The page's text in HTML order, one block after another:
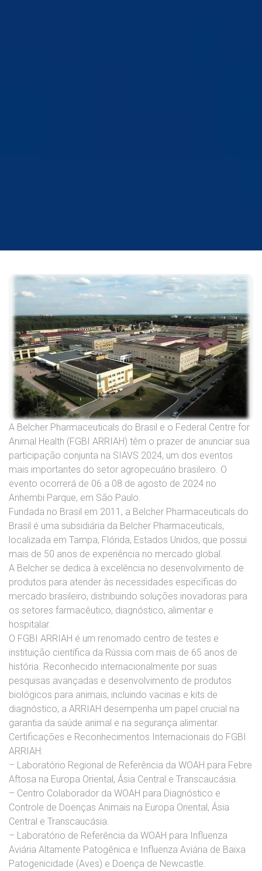
A Belcher Pharmaceuticals do Brasil e o Federal Centre for
Animal Health (FGBI ARRIAH) têm o prazer de anunciar sua
participação conjunta na SIAVS 2024, um dos eventos
mais importantes do setor agropecuário brasileiro. O
evento ocorrerá de 06 a 08 de agosto de 2024 no
Anhembi Parque, em São Paulo.
Fundada no Brasil em 2011, a Belcher Pharmaceuticals do
Brasil é uma subsidiária da Belcher Pharmaceuticals,
localizada em Tampa, Flórida, Estados Unidos, que possui
mais de 50 anos de experiência no mercado global.
A Belcher se dedica à excelência no desenvolvimento de
produtos para atender às necessidades específicas do
mercado brasileiro, distribuindo soluções inovadoras para
os setores farmacêutico, diagnóstico, alimentar e
hospitalar.
O FGBI ARRIAH é um renomado centro de testes e
instituição científica da Rússia com mais de 65 anos de
história. Reconhecido internacionalmente por suas
pesquisas avançadas e desenvolvimento de produtos
biológicos para animais, incluindo vacinas e kits de
diagnóstico, a ARRIAH desempenha um papel crucial na
garantia da saúde animal e na segurança alimentar.
Certificações e Reconhecimentos Internacionais do FGBI
ARRIAH:
– Laboratório Regional de Referência da WOAH para Febre
Aftosa na Europa Oriental, Ásia Central e Transcaucásia.
– Centro Colaborador da WOAH para Diagnóstico e
Controle de Doenças Animais na Europa Oriental, Ásia
Central e Transcaucásia.
– Laboratório de Referência da WOAH para Influenza
Aviária Altamente Patogênica e Influenza Aviária de Baixa
Patogenicidade (Aves) e Doença de Newcastle.